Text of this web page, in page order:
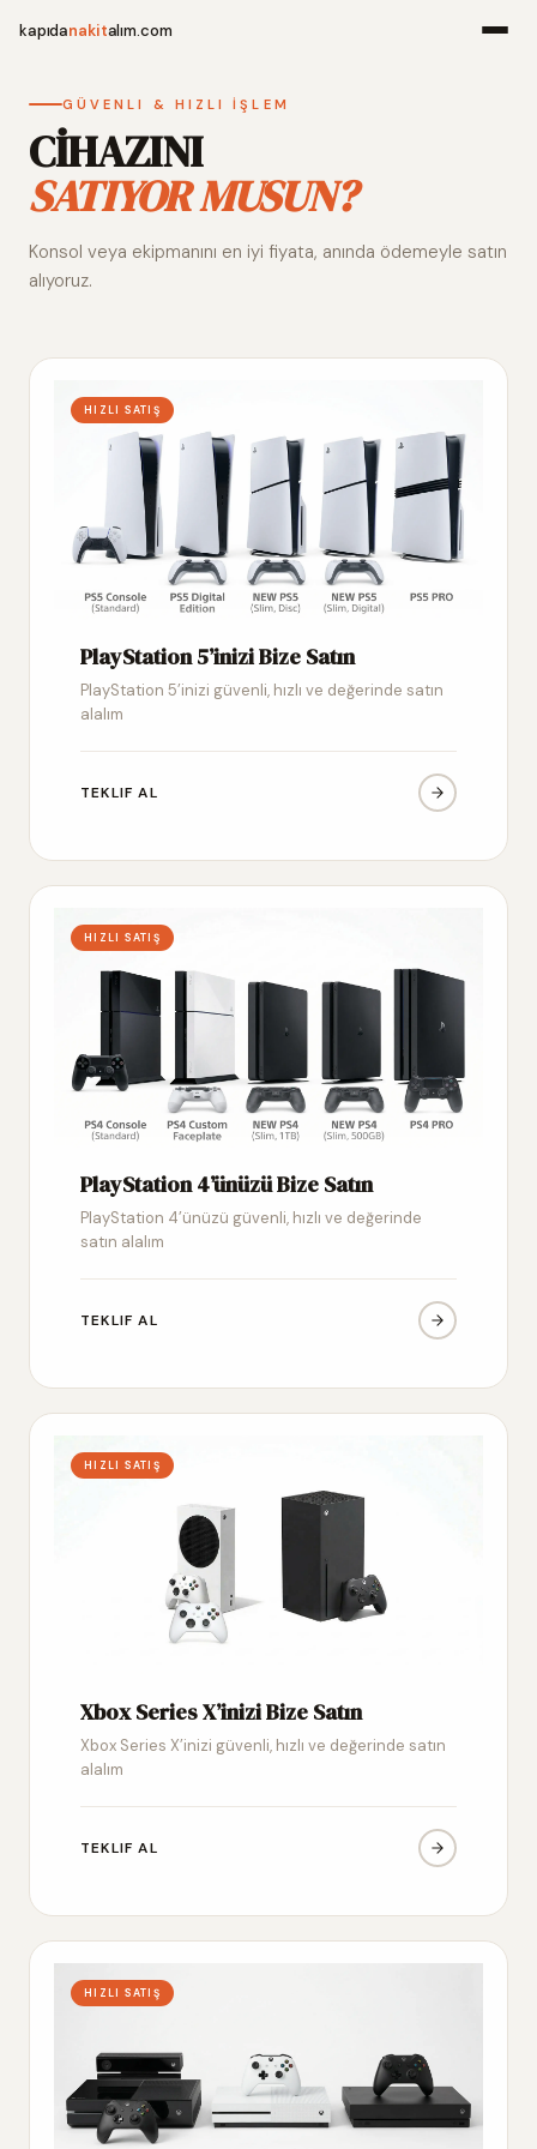
kapıdanakitalım.com
Alım
GÜVENLI & HIZLI İŞLEM
CİHAZINI
SATIYOR MUSUN?
Konsol veya ekipmanını en iyi fiyata, anında ödemeyle satın
alıyoruz.
HIZLI SATIŞ
PlayStation 5’inizi Bize Satın
PlayStation 5’inizi güvenli, hızlı ve değerinde satın
alalım
TEKLIF AL
HIZLI SATIŞ
PlayStation 4’ünüzü Bize Satın
PlayStation 4’ünüzü güvenli, hızlı ve değerinde
satın alalım
TEKLIF AL
HIZLI SATIŞ
Xbox Series X’inizi Bize Satın
Xbox Series X’inizi güvenli, hızlı ve değerinde satın
alalım
TEKLIF AL
HIZLI SATIŞ